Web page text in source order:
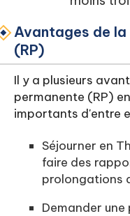
Avantages de
(RP)
Il y a plusieurs
permanente (RP)
importants d'entre
Séjourner en
faire des
prolongations
Demander